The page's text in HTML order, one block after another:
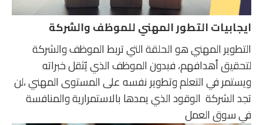
ايجابيات التطور المهني للموظف والشركة
التطوير المهني هو الحلقة التي تربط الموظف والشركة
لتحقيق أهدافهم، فبدون الموظف الذي يُثقل خبراته
ويستمر في التعلم وتطوير نفسه على المستوى المهني ،لن
تجد الشركة الوقود الذي يمدها بالاستمرارية والمنافسة
في سوق العمل